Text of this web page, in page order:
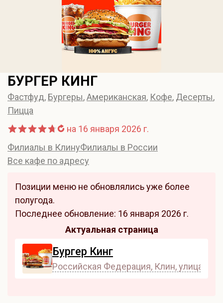
БУРГЕР КИНГ
Фастфуд, Бургеры,Американская, Кофе, Десерты,
Пицца
на 16 января 2026 г.
Филиалы в КлинуФилиалы в России
Все кафе по адресу
Позиции меню не обновлялись уже более
полугода.
Последнее обновление: 16 января 2026 г.
Актуальная страница
Бургер Кинг
Российская Федерация, Клин, улица